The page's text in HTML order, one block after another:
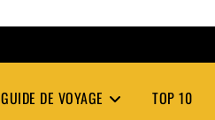
GUIDE DE VOYAGE TOP 10